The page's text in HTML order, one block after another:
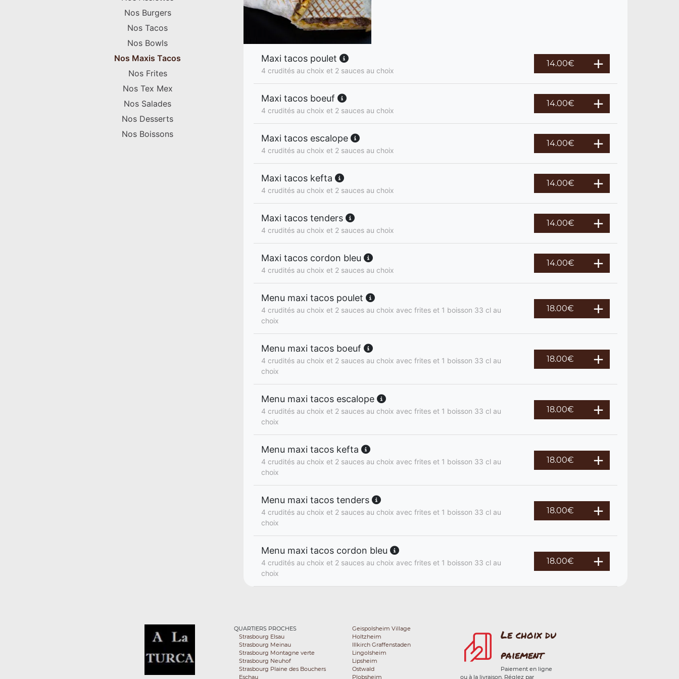
Nos Burgers
Nos Tacos
Nos Bowls
Nos Maxis Tacos
Nos Frites
Nos Tex Mex
Nos Salades
Nos Desserts
Nos Boissons
Maxi tacos poulet
4 crudités au choix et 2 sauces au choix
14.00€
Maxi tacos boeuf
4 crudités au choix et 2 sauces au choix
14.00€
Maxi tacos escalope
4 crudités au choix et 2 sauces au choix
14.00€
Maxi tacos kefta
4 crudités au choix et 2 sauces au choix
14.00€
Maxi tacos tenders
4 crudités au choix et 2 sauces au choix
14.00€
Maxi tacos cordon bleu
4 crudités au choix et 2 sauces au choix
14.00€
Menu maxi tacos poulet
4 crudités au choix et 2 sauces au choix avec frites et 1 boisson 33 cl au
choix
18.00€
Menu maxi tacos boeuf
4 crudités au choix et 2 sauces au choix avec frites et 1 boisson 33 cl au
choix
18.00€
Menu maxi tacos escalope
4 crudités au choix et 2 sauces au choix avec frites et 1 boisson 33 cl au
choix
18.00€
Menu maxi tacos kefta
4 crudités au choix et 2 sauces au choix avec frites et 1 boisson 33 cl au
choix
18.00€
Menu maxi tacos tenders
4 crudités au choix et 2 sauces au choix avec frites et 1 boisson 33 cl au
choix
18.00€
Menu maxi tacos cordon bleu
4 crudités au choix et 2 sauces au choix avec frites et 1 boisson 33 cl au
choix
18.00€
QUARTIERS PROCHES
Strasbourg Elsau
Strasbourg Meinau
Strasbourg Montagne verte
Strasbourg Neuhof
Strasbourg Plaine des Bouchers
Eschau
Geispolsheim Village
Holtzheim
Illkirch Graffenstaden
Lingolsheim
Lipsheim
Ostwald
Plobsheim
Le choix du
paiement
Paiement en ligne
ou à la livraison. Réglez par